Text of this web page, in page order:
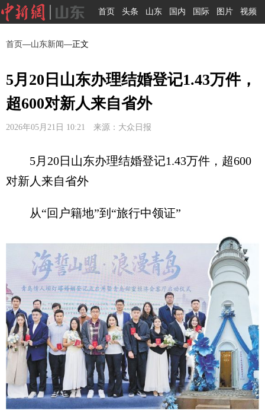
首页 头条 山东 国内 国际 图片 视频
首页—山东新闻—正文
5月20日山东办理结婚登记1.43万件，
超600对新人来自省外
2026年05月21日 10:21 来源：大众日报
5月20日山东办理结婚登记1.43万件，超600
对新人来自省外
从“回户籍地”到“旅行中领证”